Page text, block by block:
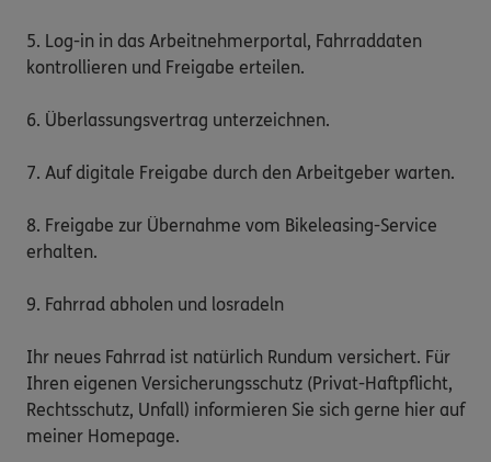
5. Log-in in das Arbeitnehmerportal, Fahrraddaten
kontrollieren und Freigabe erteilen.
6. Überlassungsvertrag unterzeichnen.
7. Auf digitale Freigabe durch den Arbeitgeber warten.
8. Freigabe zur Übernahme vom Bikeleasing-Service
erhalten.
9. Fahrrad abholen und losradeln
Ihr neues Fahrrad ist natürlich Rundum versichert. Für
Ihren eigenen Versicherungsschutz (Privat-Haftpflicht,
Rechtsschutz, Unfall) informieren Sie sich gerne hier auf
meiner Homepage.